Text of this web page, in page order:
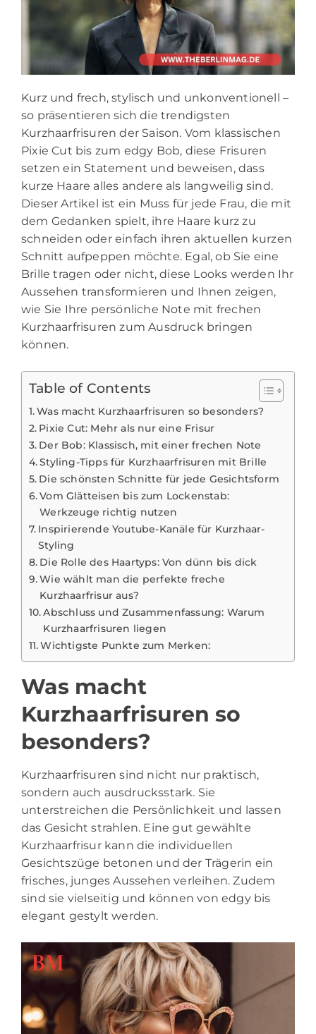
Kurz und frech, stylisch und unkonventionell –
so präsentieren sich die trendigsten
Kurzhaarfrisuren der Saison. Vom klassischen
Pixie Cut bis zum edgy Bob, diese Frisuren
setzen ein Statement und beweisen, dass
kurze Haare alles andere als langweilig sind.
Dieser Artikel ist ein Muss für jede Frau, die mit
dem Gedanken spielt, ihre Haare kurz zu
schneiden oder einfach ihren aktuellen kurzen
Schnitt aufpeppen möchte. Egal, ob Sie eine
Brille tragen oder nicht, diese Looks werden Ihr
Aussehen transformieren und Ihnen zeigen,
wie Sie Ihre persönliche Note mit frechen
Kurzhaarfrisuren zum Ausdruck bringen
können.
Table of Contents
Was macht Kurzhaarfrisuren so besonders?
Pixie Cut: Mehr als nur eine Frisur
Der Bob: Klassisch, mit einer frechen Note
Styling-Tipps für Kurzhaarfrisuren mit Brille
Die schönsten Schnitte für jede Gesichtsform
Vom Glätteisen bis zum Lockenstab:
Werkzeuge richtig nutzen
Inspirierende Youtube-Kanäle für Kurzhaar-
Styling
Die Rolle des Haartyps: Von dünn bis dick
Wie wählt man die perfekte freche
Kurzhaarfrisur aus?
Abschluss und Zusammenfassung: Warum
Kurzhaarfrisuren liegen
Wichtigste Punkte zum Merken:
Was macht
Kurzhaarfrisuren so
besonders?
Kurzhaarfrisuren sind nicht nur praktisch,
sondern auch ausdrucksstark. Sie
unterstreichen die Persönlichkeit und lassen
das Gesicht strahlen. Eine gut gewählte
Kurzhaarfrisur kann die individuellen
Gesichtszüge betonen und der Trägerin ein
frisches, junges Aussehen verleihen. Zudem
sind sie vielseitig und können von edgy bis
elegant gestylt werden.